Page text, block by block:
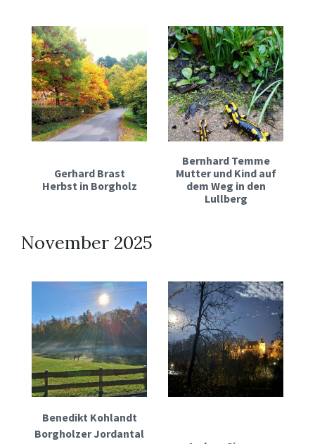
Gerhard Brast
Herbst in Borgholz
Bernhard Temme
Mutter und Kind auf
dem Weg in den
Lullberg
November 2025
Benedikt Kohlandt
Borgholzer Jordantal